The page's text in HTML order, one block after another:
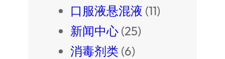
口服液悬混液 (11)
新闻中心 (25)
消毒剂类 (6)